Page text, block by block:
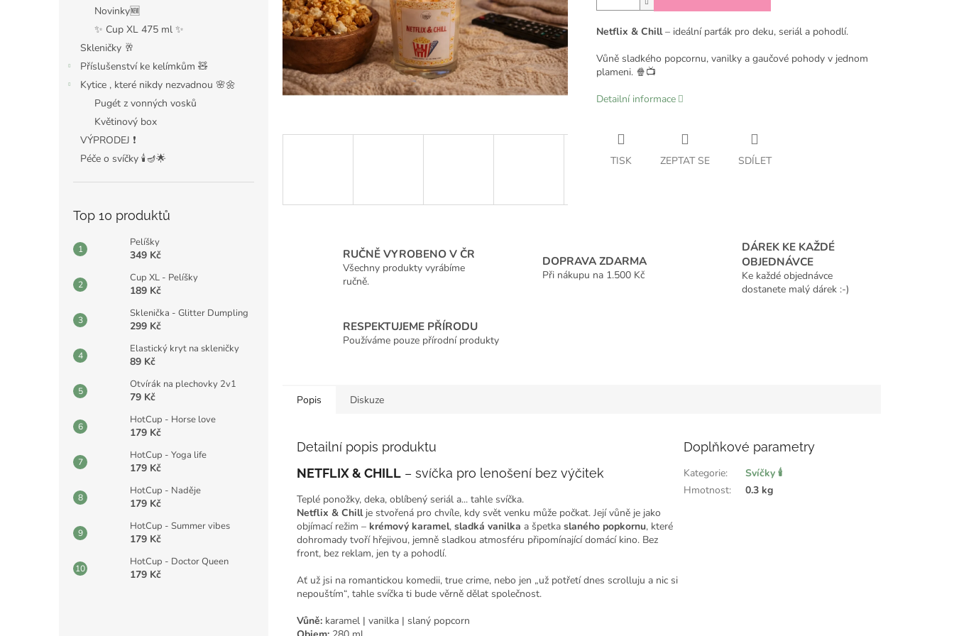
Novinky🆕
✨ Cup XL 475 ml ✨
Skleničky 🥂
Příslušenství ke kelímkům 🧸
Kytice , které nikdy nezvadnou 🌸🌼
Pugét z vonných vosků
Květinový box
VÝPRODEJ ❗️
Péče o svíčky 🕯️🪔🌟
Top 10 produktů
Pelíšky
349 Kč
Cup XL - Pelíšky
189 Kč
Sklenička - Glitter Dumpling
299 Kč
Elastický kryt na skleničky
89 Kč
Otvírák na plechovky 2v1
79 Kč
HotCup - Horse love
179 Kč
HotCup - Yoga life
179 Kč
HotCup - Naděje
179 Kč
HotCup - Summer vibes
179 Kč
HotCup - Doctor Queen
179 Kč
Netflix & Chill– ideální parťák pro deku, seriál a pohodlí.
Vůně sladkého popcornu, vanilky a gaučové pohody v jednom
plameni. 🍿📺
Detailní informace
TISK ZEPTAT SE SDÍLET
RUČNĚ VYROBENO V ČR
Všechny produkty vyrábíme
ručně.
DOPRAVA ZDARMA
Při nákupu na 1.500 Kč
DÁREK KE KAŽDÉ
OBJEDNÁVCE
Ke každé objednávce
dostanete malý dárek :-)
RESPEKTUJEME PŘÍRODU
Používáme pouze přírodní produkty
Popis Diskuze
Detailní popis produktu
NETFLIX & CHILL – svíčka pro lenošení bez výčitek
Teplé ponožky, deka, oblíbený seriál a... tahle svíčka.
Netflix & Chillje stvořená pro chvíle, kdy svět venku může počkat. Její vůně je jako
objímací režim – krémový karamel, sladká vanilka a špetka slaného popkornu, které
dohromady tvoří hřejivou, jemně sladkou atmosféru připomínající domácí kino. Bez
front, bez reklam, jen ty a pohodlí.
Ať už jsi na romantickou komedii, true crime, nebo jen „už potřetí dnes scrolluju a nic si
nepouštím“, tahle svíčka ti bude věrně dělat společnost.
Vůně: karamel | vanilka | slaný popcorn
Doplňkové parametry
Kategorie:
Svíčky 🕯️
Hmotnost: 0.3 kg